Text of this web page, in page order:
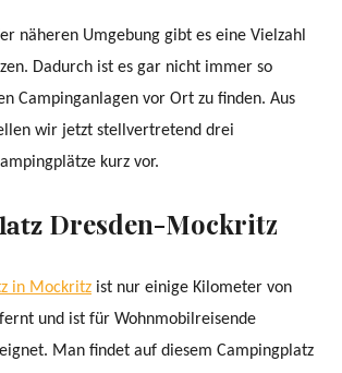
näheren Umgebung gibt es eine Vielzahl
Dadurch ist es gar nicht immer so
Campinganlagen vor Ort zu finden. Aus
wir jetzt stellvertretend drei
kurz vor.
Dresden-Mockritz
in Mockritz ist nur einige Kilometer von
und ist für Wohnmobilreisende
Man findet auf diesem Campingplatz